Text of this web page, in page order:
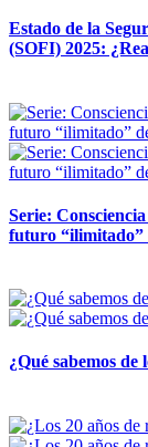
Estado de la
(SOFI) 2025:
Serie:
futuro “ilimitado”
¿Qué sabemos de